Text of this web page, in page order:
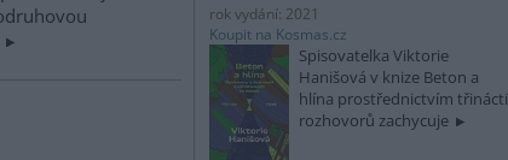
rok vydání: 2021
Koupit na Kosmas.cz
Spisovatelka Viktorie
Hanišová v knize Beton a
hlína prostřednictvím třinácti
rozhovorů zachycuje